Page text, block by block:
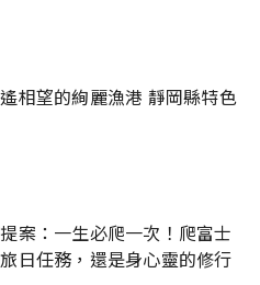
相望的絢麗漁港 靜岡縣特色
案：一生必爬一次！爬富士
日任務，還是身心靈的修行